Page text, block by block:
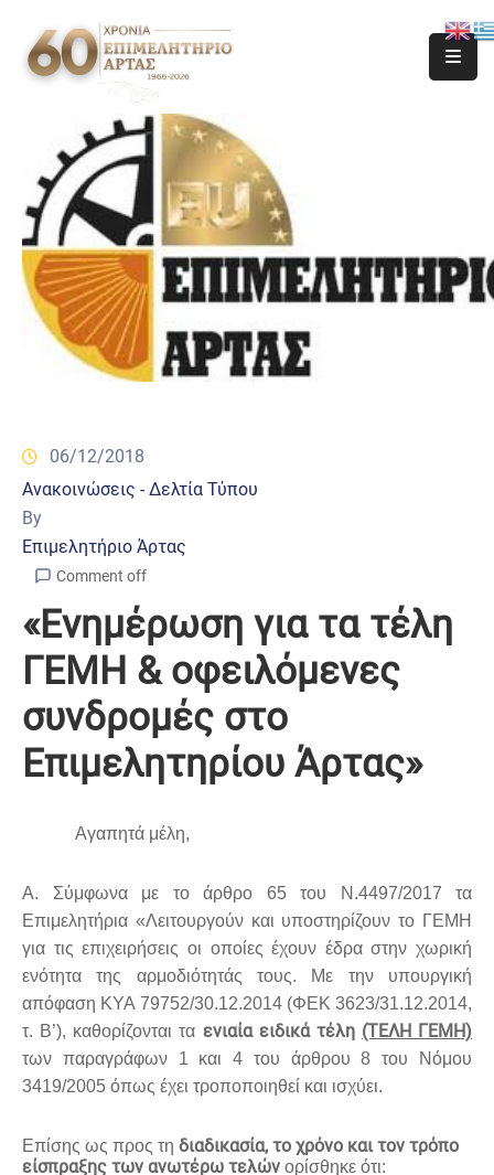
06/12/2018
Ανακοινώσεις - Δελτία Τύπου
By
Επιμελητήριο Άρτας
Comment off
«Ενημέρωση για τα τέλη
ΓΕΜΗ & οφειλόμενες
συνδρομές στο
Επιμελητηρίου Άρτας»
Αγαπητά μέλη,
Α. Σύμφωνα με το άρθρο 65 του Ν.4497/2017 τα
Επιμελητήρια «Λειτουργούν και υποστηρίζουν το ΓΕΜΗ
για τις επιχειρήσεις οι οποίες έχουν έδρα στην χωρική
ενότητα της αρμοδιότητάς τους. Με την υπουργική
απόφαση ΚΥΑ 79752/30.12.2014 (ΦΕΚ 3623/31.12.2014,
τ. Β’), καθορίζονται τα ενιαία ειδικά τέλη (ΤΕΛΗ ΓΕΜΗ)
των παραγράφων 1 και 4 του άρθρου 8 του Νόμου
3419/2005 όπως έχει τροποποιηθεί και ισχύει.
Επίσης ως προς τη διαδικασία, το χρόνο και τον τρόπο
είσπραξης των ανωτέρω τελών ορίσθηκε ότι: